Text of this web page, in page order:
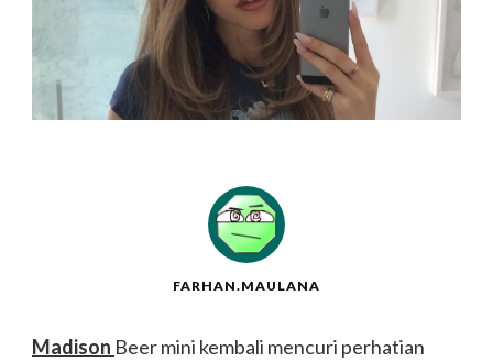
FARHAN.MAULANA
Madison Beer mini kembali mencuri perhatian